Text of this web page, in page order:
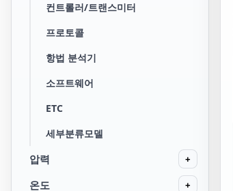
컨트롤러/트랜스미터
프로토콜
항법 분석기
소프트웨어
ETC
세부분류모델
압력 +
온도 +